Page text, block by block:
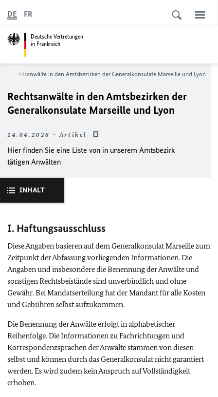
Deutsche Vertretungen
in Frankreich
DE FR
Rechtsanwälte in den Amtsbezirken der Generalkonsulate Marseille und Lyon
Rechtsanwälte in den Amtsbezirken der
Generalkonsulate Marseille und Lyon
14.04.2026 - Artikel
Hier finden Sie eine Liste von in unserem Amtsbezirk
tätigen Anwälten
INHALT
I. Haftungsausschluss
Diese Angaben basieren auf dem Generalkonsulat Marseille zum
Zeitpunkt der Abfassung vorliegenden Informationen. Die
Angaben und insbesondere die Benennung der Anwälte und
sonstigen Rechtsbeistände sind unverbindlich und ohne
Gewähr. Bei Mandatserteilung hat der Mandant für alle Kosten
und Gebühren selbst aufzukommen.
Die Benennung der Anwälte erfolgt in alphabetischer
Reihenfolge. Die Informationen zu Fachrichtungen und
Korrespondenzsprachen der Anwälte stammen von diesen
selbst und können durch das Generalkonsulat nicht garantiert
werden. Es wird zudem kein Anspruch auf Vollständigkeit
erhoben.